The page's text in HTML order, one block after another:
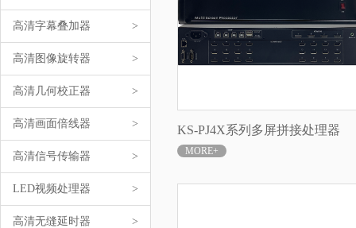
>
高清字幕叠加器
>
高清图像旋转器
>
高清几何校正器
>
高清画面倍线器
>
高清信号传输器
>
LED视频处理器
>
高清无缝延时器
KS-PJ4X系列多屏拼接处理器
MORE+